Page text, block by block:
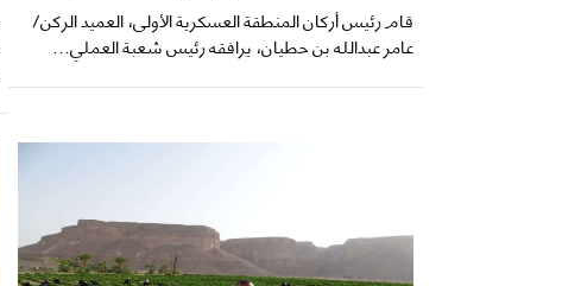
قام رئيس أركان المنطقة العسكرية الأولى، العميد الركن/
عامر عبدالله بن حطيان، يرافقه رئيس شعبة العملي...